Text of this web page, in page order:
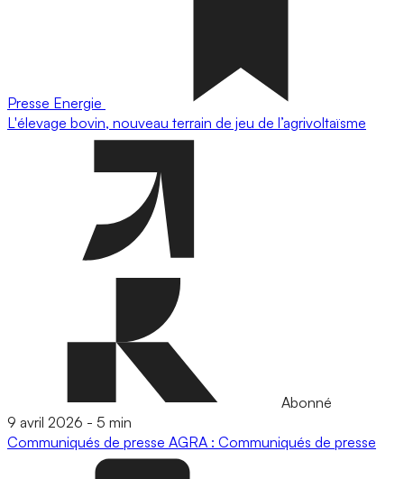
Presse Energie
L'élevage bovin, nouveau terrain de jeu de l’agrivoltaïsme
Abonné
9 avril 2026 - 5 min
Communiqués de presse AGRA : Communiqués de presse